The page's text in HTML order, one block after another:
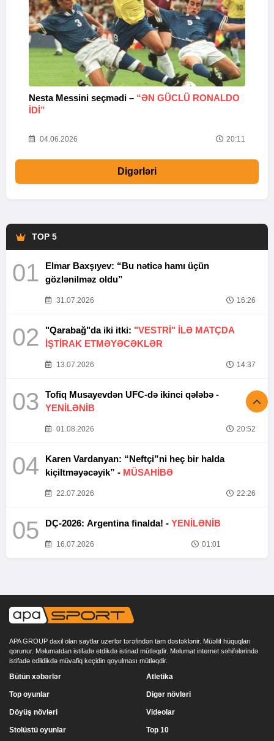
Nesta Messini seçmədi – “ƏN GÜCLÜ RONALDO
IDI”
04.06.2026 20:11
Digərləri
TOP 5
01
Elmar Baxşıyev: “Bu nəticə hamı üçün
gözlənilməz oldu”
31.07.2026 16:26
02 "Qarabağ"da iki itki: "VESTRİ" İLƏ MATÇDA
İŞTİRAK ETMƏYƏCƏKLƏR
13.07.2026 14:37
03
Tofiq Musayevdən UFC-də ikinci qələbə -
YENİLƏNİB
01.08.2026 20:52
04
Karen Vardanyan: “Neftçi”ni heç bir halda
kiçiltməyəcəyik” - MÜSAHİBƏ
22.07.2026 22:26
05 DÇ-2026: Argentina finalda! - YENİLƏNİB
16.07.2026 01:01
APA GROUP daxil olan saytlar uzerlər tərəfindən tam dəstəklənir. Müəllif hüquqları
qorunur. Məlumatdan istifadə etdikdə istinad mütləqdir. Məlumat internet səhifələrində
istifadə edildikdə müvafiq keçidin qoyulması mütləqdir.
Bütün xəbərlər
Top oyunlar
Döyüş növləri
Stolüstü oyunlar
Atletika
Digər növləri
Videolar
Top 10